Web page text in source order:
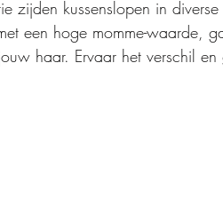
kussenslopen in diverse
een hoge momme-waarde,
haar. Ervaar het verschil